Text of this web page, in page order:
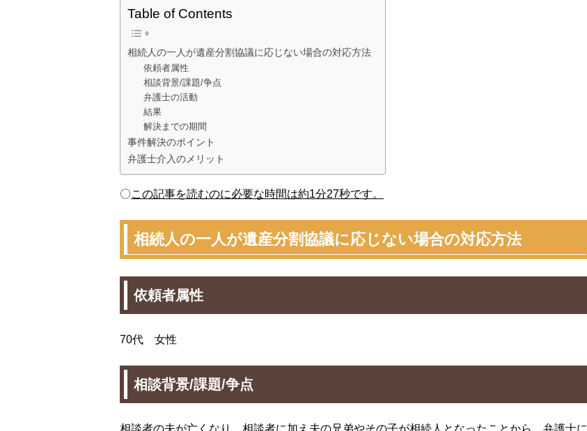
Table of Contents
相続人の一人が遺産分割協議に応じない場合の対応方法
依頼者属性
相談背景/課題/争点
弁護士の活動
結果
解決までの期間
事件解決のポイント
弁護士介入のメリット
〇この記事を読むのに必要な時間は約1分27秒です。
相続人の一人が遺産分割協議に応じない場合の対応方法
依頼者属性
70代 女性
相談背景/課題/争点
相談者の夫が亡くなり、相談者に加え夫の兄弟やその子が相続人となったことから、弁護士に